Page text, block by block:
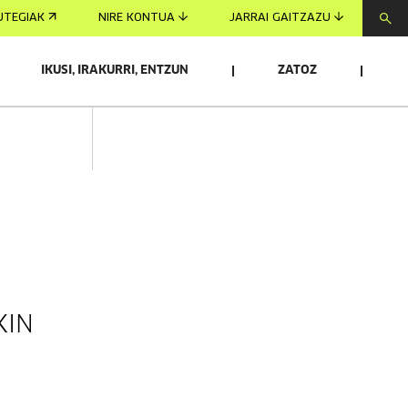
NIRE KONTUA JARRAI GAITZAZU
IKUSI, IRAKURRI, ENTZUN ZATOZ